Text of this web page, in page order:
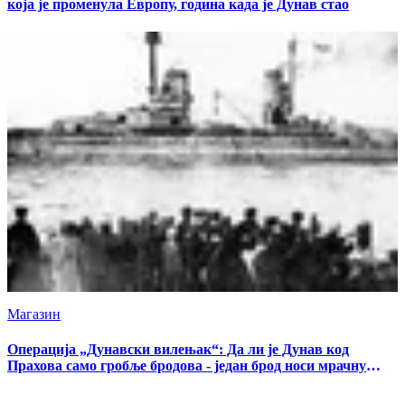
која је променула Европу, година када је Дунав стао
Магазин
Операција „Дунавски вилењак“: Да ли је Дунав код
Прахова само гробље бродова - један брод носи мрачну